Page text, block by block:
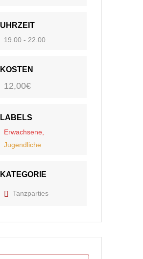
UHRZEIT
19:00 - 22:00
KOSTEN
12,00€
LABELS
Erwachsene,
Jugendliche
KATEGORIE
Tanzparties